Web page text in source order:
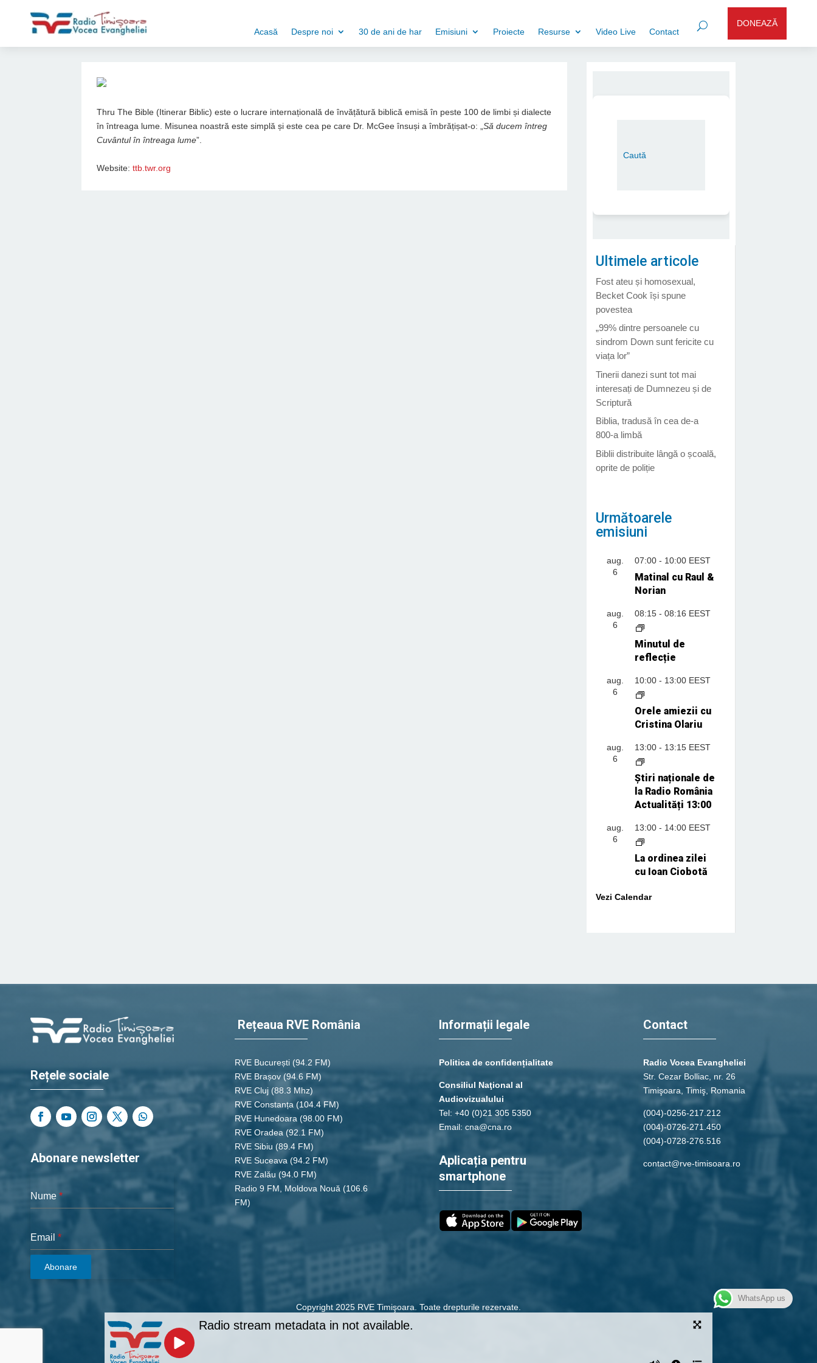
Acasă Despre noi 30 de ani de har Emisiuni Proiecte Resurse Video Live Contact
DONEAZĂ
Thru The Bible (Itinerar Biblic) este o lucrare internațională de învățătură biblică emisă în peste 100 de limbi și dialecte
în întreaga lume. Misunea noastră este simplă și este cea pe care Dr. McGee însuși a îmbrățișat-o: „Să ducem întreg
Cuvântul în întreaga lume”.
Website:ttb.twr.org
Ultimele articole
Fost ateu și homosexual,
Becket Cook își spune
povestea
„99% dintre persoanele cu
sindrom Down sunt fericite cu
viața lor”
Tinerii danezi sunt tot mai
interesați de Dumnezeu și de
Scriptură
Biblia, tradusă în cea de-a
800-a limbă
Biblii distribuite lângă o școală,
oprite de poliție
Următoarele
emisiuni
aug.
6
07:00- 10:00 EEST
Matinal cu Raul &
Norian
aug.
6
08:15- 08:16 EEST
Minutul de
reflecție
aug.
6
10:00- 13:00 EEST
Orele amiezii cu
Cristina Olariu
aug.
6
13:00- 13:15 EEST
Știri naționale de
la Radio România
Actualități 13:00
aug.
6
13:00- 14:00 EEST
La ordinea zilei
cu Ioan Ciobotă
Vezi Calendar
Rețele sociale
Abonare newsletter
Nume *
Email *
Abonare
Rețeaua RVE România
RVE București (94.2 FM)
RVE Brașov (94.6 FM)
RVE Cluj (88.3 Mhz)
RVE Constanța (104.4 FM)
RVE Hunedoara (98.00 FM)
RVE Oradea (92.1 FM)
RVE Sibiu (89.4 FM)
RVE Suceava (94.2 FM)
RVE Zalău (94.0 FM)
Radio 9 FM, Moldova Nouă (106.6
FM)
Informații legale
Politica de confidențialitate
Consiliul Naţional al
Audiovizualului
Tel: +40 (0)21 305 5350
Email: cna@cna.ro
Aplicația pentru
smartphone
Contact
Radio Vocea Evangheliei
Str. Cezar Bolliac, nr. 26
Timişoara, Timiş, Romania
(004)-0256-217.212
(004)-0726-271.450
(004)-0728-276.516
contact@rve-timisoara.ro
Copyright 2025 RVE Timişoara. Toate drepturile rezervate.
Radio stream metadata in not available.
WhatsApp us